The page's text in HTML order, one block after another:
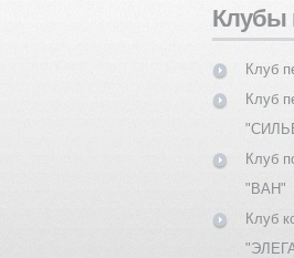
Клубы
Клуб
Клуб
Клуб
"ВАН"
Клуб